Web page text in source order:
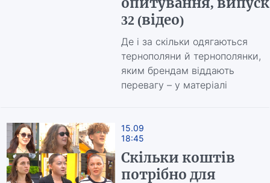
32 (відео)
Де і за скільки одягаються
тернополяни й тернополянки,
яким брендам віддають
перевагу – у матеріалі
15.09
18:45
Скільки коштів
потрібно для